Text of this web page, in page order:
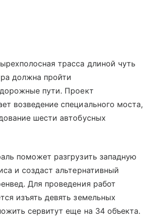
трасса длиной чуть
должна пройти
пути. Проект
возведение специального моста,
шести автобусных
поможет разгрузить западную
и создаст альтернативный
Для проведения работ
изъять девять земельных
сервитут еще на 34 объекта.